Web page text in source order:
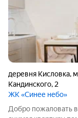
деревня Кисловка,
Кандинского, 2
ЖК «Синее небо»
Добро пожаловать